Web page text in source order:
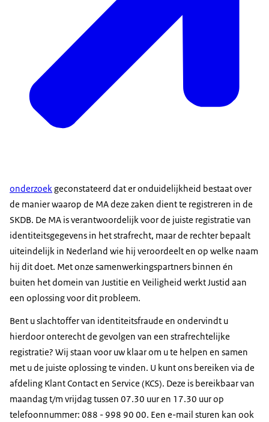
onderzoekgeconstateerd dat er onduidelijkheid bestaat over
de manier waarop de MA deze zaken dient te registreren in de
SKDB. De MA is verantwoordelijk voor de juiste registratie van
identiteitsgegevens in het strafrecht, maar de rechter bepaalt
uiteindelijk in Nederland wie hij veroordeelt en op welke naam
hij dit doet. Met onze samenwerkingspartners binnen én
buiten het domein van Justitie en Veiligheid werkt Justid aan
een oplossing voor dit probleem.
Bent u slachtoffer van identiteitsfraude en ondervindt u
hierdoor onterecht de gevolgen van een strafrechtelijke
registratie? Wij staan voor uw klaar om u te helpen en samen
met u de juiste oplossing te vinden. U kunt ons bereiken via de
afdeling Klant Contact en Service (KCS). Deze is bereikbaar van
maandag t/m vrijdag tussen 07.30 uur en 17.30 uur op
telefoonnummer: 088 - 998 90 00. Een e-mail sturen kan ook